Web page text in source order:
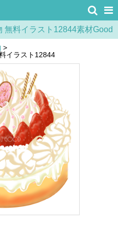
無料イラスト12844素材Good
>
イラスト12844